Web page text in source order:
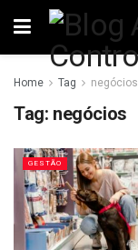
Home Tag negócios
Tag: negócios
GESTÃO